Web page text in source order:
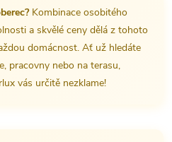
Kombinace osobitého
a skvělé ceny dělá z tohoto
domácnost. Ať už hledáte
pracovny nebo na terasu,
vás určitě nezklame!